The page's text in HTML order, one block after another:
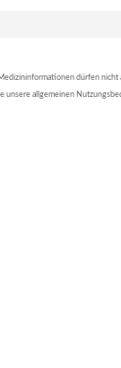
dürfen nicht
unsere allgemeinen